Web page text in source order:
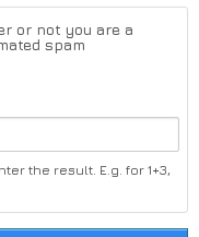
or not you are a
spam
the result. E.g. for 1+3,